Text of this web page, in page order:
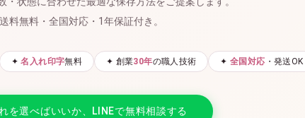
送料無料・全国対応・1年保証付き。
✦名入れ印字無料 ✦ 創業30年の職人技術 ✦全国対応 ・発送OK
を選べばいいか、LINEで無料相談する